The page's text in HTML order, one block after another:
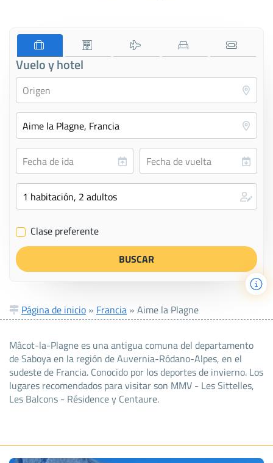
Vuelo y hotel
✔ Clase preferente
Página de inicio » Francia » Aime la Plagne
Mâcot-la-Plagne es una antigua comuna del departamento
de Saboya en la región de Auvernia-Ródano-Alpes, en el
sudeste de Francia. Conocido por los deportes de invierno. Los
lugares recomendados para visitar son MMV - Les Sittelles,
Les Balcons - Résidence y Centaure.